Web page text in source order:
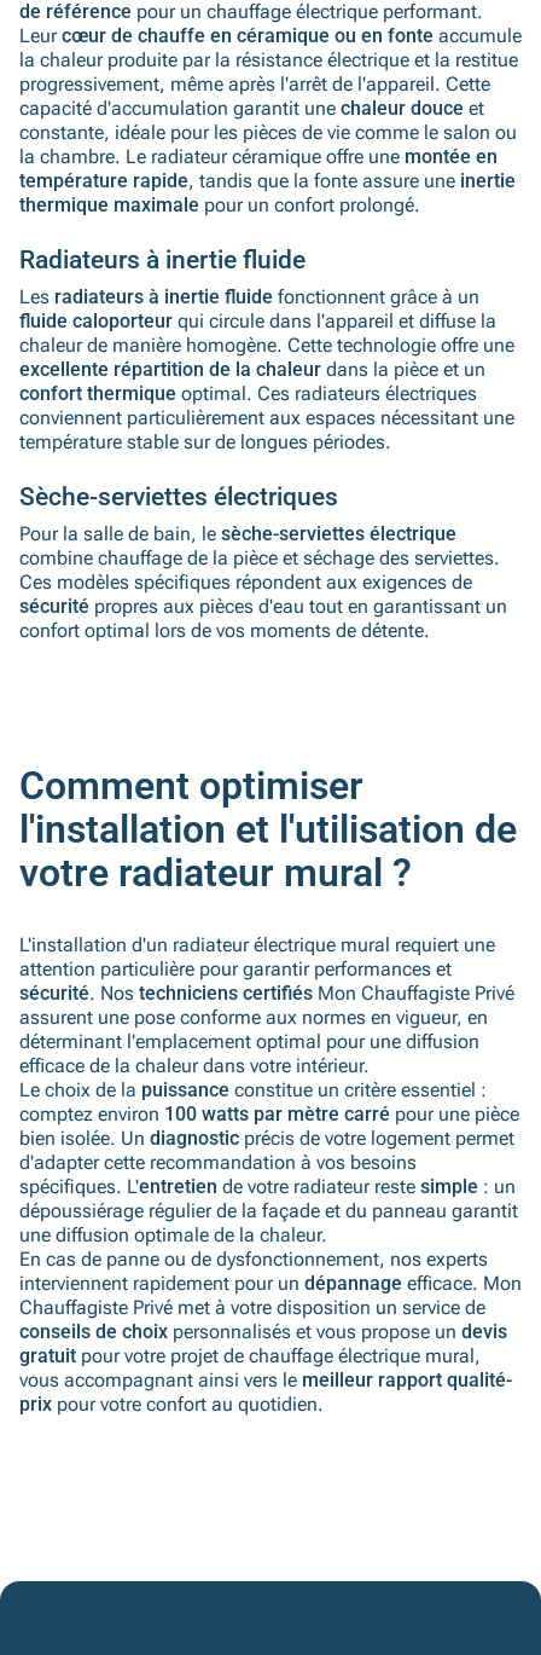
de référence pour un chauffage électrique performant.
Leurcœur de chauffe en céramique ou en fonte accumule
la chaleur produite par la résistance électrique et la restitue
progressivement, même après l'arrêt de l'appareil. Cette
capacité d'accumulation garantit une chaleur douce et
constante, idéale pour les pièces de vie comme le salon ou
la chambre. Le radiateur céramique offre une montée en
température rapide, tandis que la fonte assure une inertie
thermique maximale pour un confort prolongé.
Radiateurs à inertie fluide
Les radiateurs à inertie fluide fonctionnent grâce à un
fluide caloporteur qui circule dans l'appareil et diffuse la
chaleur de manière homogène. Cette technologie offre une
excellente répartition de la chaleur dans la pièce et un
confort thermique optimal. Ces radiateurs électriques
conviennent particulièrement aux espaces nécessitant une
température stable sur de longues périodes.
Sèche-serviettes électriques
Pour la salle de bain, le sèche-serviettes électrique
combine chauffage de la pièce et séchage des serviettes.
Ces modèles spécifiques répondent aux exigences de
sécurité propres aux pièces d'eau tout en garantissant un
confort optimal lors de vos moments de détente.
Comment optimiser
l'installation et l'utilisation de
votre radiateur mural ?
L'installation d'un radiateur électrique mural requiert une
attention particulière pour garantir performances et
sécurité. Nos techniciens certifiés Mon Chauffagiste Privé
assurent une pose conforme aux normes en vigueur, en
déterminant l'emplacement optimal pour une diffusion
efficace de la chaleur dans votre intérieur.
Le choix de la puissance constitue un critère essentiel :
comptez environ 100 watts par mètre carré pour une pièce
bien isolée. Un diagnostic précis de votre logement permet
d'adapter cette recommandation à vos besoins
spécifiques. L'entretien de votre radiateur reste simple : un
dépoussiérage régulier de la façade et du panneau garantit
une diffusion optimale de la chaleur.
En cas de panne ou de dysfonctionnement, nos experts
interviennent rapidement pour un dépannage efficace. Mon
Chauffagiste Privé met à votre disposition un service de
conseils de choix personnalisés et vous propose un devis
gratuit pour votre projet de chauffage électrique mural,
vous accompagnant ainsi vers le meilleur rapport qualité-
prix pour votre confort au quotidien.